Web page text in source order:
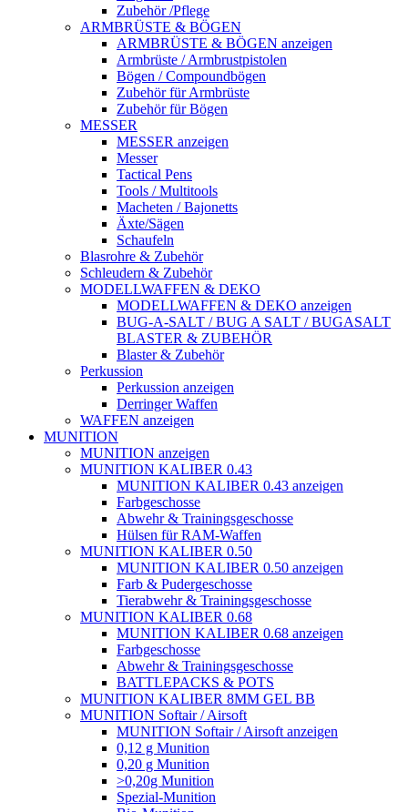
Zubehör /Pflege
ARMBRÜSTE & BÖGEN
ARMBRÜSTE & BÖGEN anzeigen
Armbrüste / Armbrustpistolen
Bögen / Compoundbögen
Zubehör für Armbrüste
Zubehör für Bögen
MESSER
MESSER anzeigen
Messer
Tactical Pens
Tools / Multitools
Macheten / Bajonetts
Äxte/Sägen
Schaufeln
Blasrohre & Zubehör
Schleudern & Zubehör
MODELLWAFFEN & DEKO
MODELLWAFFEN & DEKO anzeigen
BUG-A-SALT / BUG A SALT / BUGASALT
BLASTER & ZUBEHÖR
Blaster & Zubehör
Perkussion
Perkussion anzeigen
Derringer Waffen
WAFFEN anzeigen
MUNITION
MUNITION anzeigen
MUNITION KALIBER 0.43
MUNITION KALIBER 0.43 anzeigen
Farbgeschosse
Abwehr & Trainingsgeschosse
Hülsen für RAM-Waffen
MUNITION KALIBER 0.50
MUNITION KALIBER 0.50 anzeigen
Farb & Pudergeschosse
Tierabwehr & Trainingsgeschosse
MUNITION KALIBER 0.68
MUNITION KALIBER 0.68 anzeigen
Farbgeschosse
Abwehr & Trainingsgeschosse
BATTLEPACKS & POTS
MUNITION KALIBER 8MM GEL BB
MUNITION Softair / Airsoft
MUNITION Softair / Airsoft anzeigen
0,12 g Munition
0,20 g Munition
>0,20g Munition
Spezial-Munition